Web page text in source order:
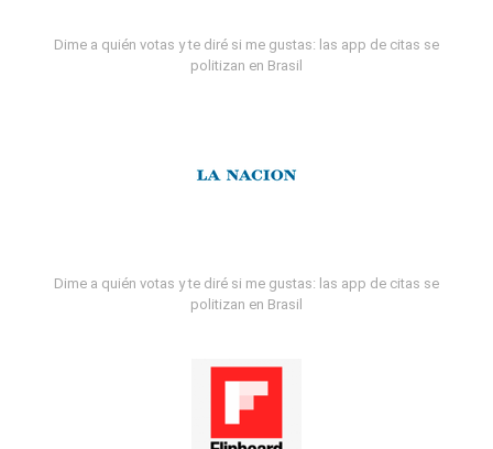
Dime a quién votas y te diré si me gustas: las app de citas se
politizan en Brasil
Dime a quién votas y te diré si me gustas: las app de citas se
politizan en Brasil